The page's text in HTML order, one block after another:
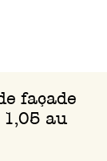
façade
au